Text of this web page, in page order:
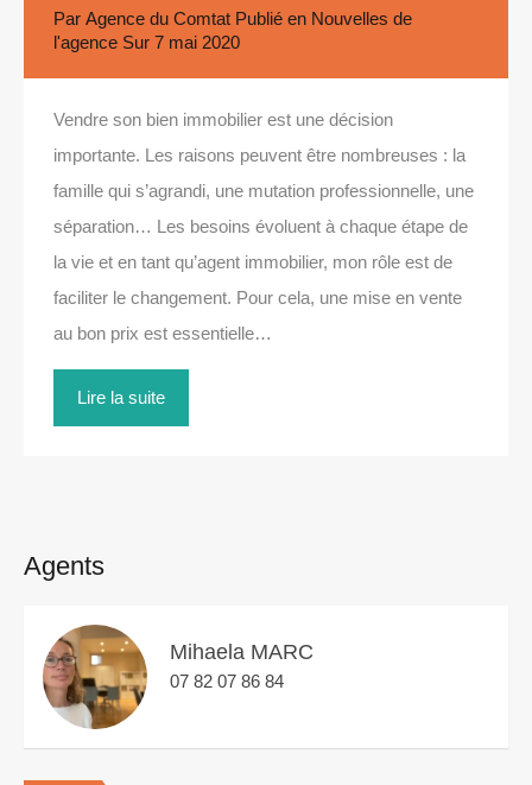
Par Agence du Comtat Publié en Nouvelles de
l'agence Sur 7 mai 2020
Vendre son bien immobilier est une décision
importante. Les raisons peuvent être nombreuses : la
famille qui s’agrandi, une mutation professionnelle, une
séparation… Les besoins évoluent à chaque étape de
la vie et en tant qu’agent immobilier, mon rôle est de
faciliter le changement. Pour cela, une mise en vente
au bon prix est essentielle…
Lire la suite
Agents
Mihaela MARC
07 82 07 86 84